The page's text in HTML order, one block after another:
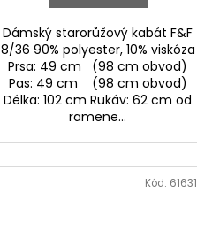
Dámský starorůžový kabát F&F
8/36 90% polyester, 10% viskóza
Prsa: 49 cm (98 cm obvod)
Pas: 49 cm (98 cm obvod)
Délka: 102 cm Rukáv: 62 cm od
ramene...
Kód: 61631